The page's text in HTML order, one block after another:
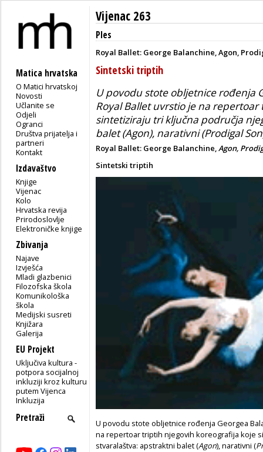
Matica hrvatska
O Matici hrvatskoj
Novosti
Učlanite se
Odjeli
Ogranci
Društva prijatelja i
partneri
Kontakt
Izdavaštvo
Knjige
Vijenac
Kolo
Hrvatska revija
Prirodoslovlje
Elektroničke knjige
Zbivanja
Najave
Izvješća
Mladi glazbenici
Filozofska škola
Komunikološka
škola
Medijski susreti
Knjižara
Galerija
EU Projekt
Uključiva kultura -
potpora socijalnoj
inkluziji kroz kulturu
putem Vijenca
Inkluzija
Vijenac 263
Ples
Royal Ballet: George Balanchine, Agon,
Sintetski triptih
U povodu stote obljetnice rođenja
Royal Ballet uvrstio je na
sintetiziraju tri ključna područja
balet (Agon), narativni (Prodigal
Royal Ballet: George Balanchine, Agon,
Sintetski triptih
U povodu stote obljetnice rođenja Georgea
na repertoar triptih njegovih koreografija koje
stvaralaštva: apstraktni balet (Agon), narativni (